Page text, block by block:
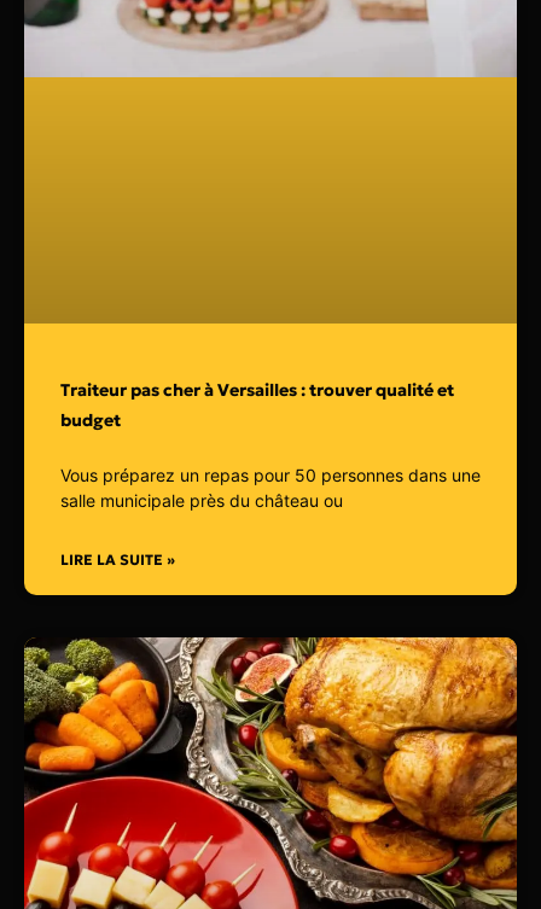
Traiteur pas cher à Versailles : trouver qualité et
budget
Vous préparez un repas pour 50 personnes dans une
salle municipale près du château ou
LIRE LA SUITE »